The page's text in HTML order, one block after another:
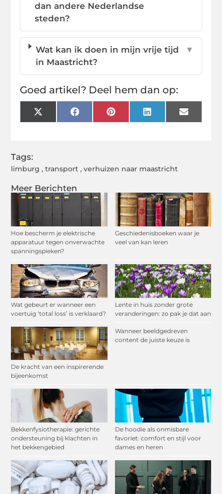
Meer Berichten
Hoe bescherm je elektrische
apparatuur tegen onverwachte
spanningspieken?
Geschiedenisboeken waar je
veel van kan leren
Wat gebeurt er wanneer een
voertuig ‘total loss’ is verklaard?
Lente in huis zonder grote
veranderingen: zo pak je dat aan
De kracht van een inspirerende
bijeenkomst
Wanneer beeldgedreven
content de juiste keuze is
Bekkenfysiotherapie: gerichte
ondersteuning bij klachten in
het bekkengebied
De hoodie als onmisbare
favoriet: comfort en stijl voor
dames en heren
dan andere Nederlandse
steden?
Wat kan ik doen in mijn vrije tijd
in Maastricht?
▼
Goed artikel? Deel hem dan op:
X
(Twitter)
FacebookPinterestLinkedInEmail
Tags:
limburg ,transport ,verhuizen naar maastricht